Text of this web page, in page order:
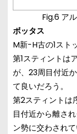
Fig.6 ア
ボッタス
M新-H古の1スト
第1スティントは
が、23周目付近
て良いだろう。
第2スティントは
目付近から離され
ン勢に交わされ